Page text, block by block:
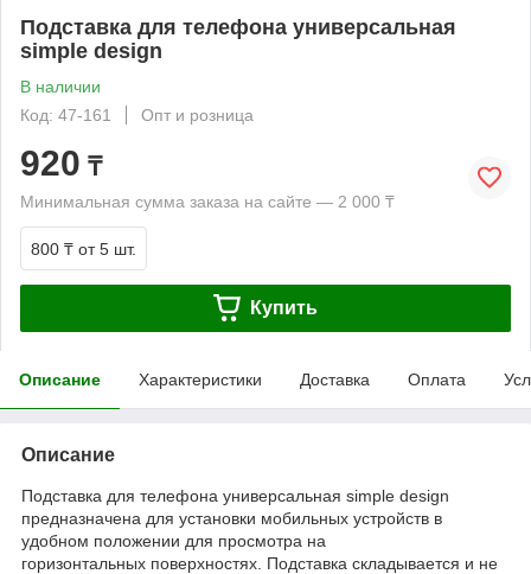
Подставка для телефона универсальная
simple design
В наличии
Код: 47-161
Опт и розница
920 ₸
Минимальная сумма заказа на сайте — 2 000 ₸
800 ₸ от 5 шт.
Купить
Описание Характеристики Доставка Оплата
Описание
Подставка для телефона универсальная simple design
предназначена для установки мобильных устройств в
удобном положении для просмотра на
горизонтальных поверхностях. Подставка складывается и не